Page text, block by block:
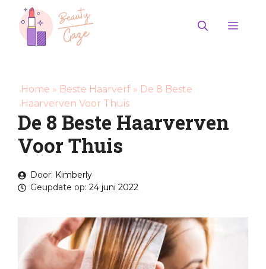
naar
Home » Beste Haarverf » De 8 Beste
Haarverven Voor Thuis
De 8 Beste Haarverven
Voor Thuis
Door: Kimberly
Geupdate op: 24 juni 2022